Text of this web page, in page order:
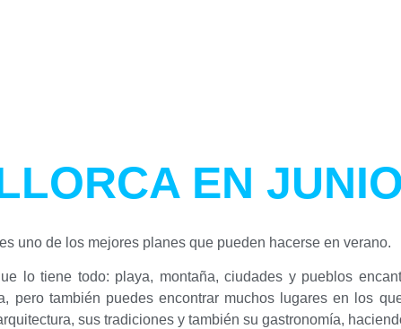
EN
es uno de los mejores planes que pueden hacerse en verano.
lo tiene todo: playa, montaña, ciudades y pueblos
pero también puedes encontrar muchos lugares en los
sus tradiciones y también su gastronomía,